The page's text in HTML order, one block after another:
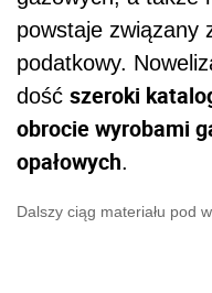
powstaje związany
podatkowy.
dość szeroki
obrocie wyrobami
opałowych.
Dalszy ciąg materiału pod